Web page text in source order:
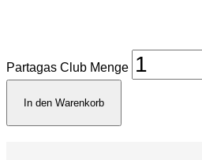
Partagas Club Menge
In den Warenkorb